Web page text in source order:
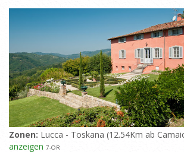
Zonen: Lucca - Toskana (12.54Km ab
anzeigen 7-OR